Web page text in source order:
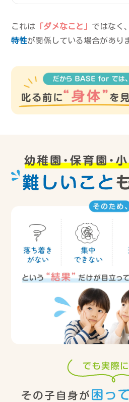
これは 「ダメなこと」 ではなく
特性が関係している場合があり